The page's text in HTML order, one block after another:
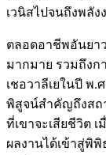
เวนิสไปจนถึงพลั
ตลอดอาชีพอันยา
มากมาย รวมถึงก
เชอวาลีเยในปี พ.
พิสูจน์สำคัญถึงสถ
ที่เขาจะเสียชีวิต
ผลงานได้เข้าสู่พิ